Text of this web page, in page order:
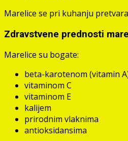
Marelice se pri kuhanju
Zdravstvene prednosti
Marelice su bogate:
beta-karotenom (vitamin
vitaminom C
vitaminom E
kalijem
prirodnim vlaknima
antioksidansima